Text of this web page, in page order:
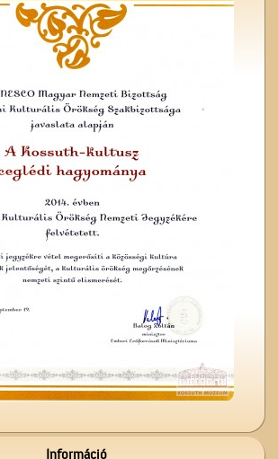
Kiszel Mihály és az
elsőáldozók
Megérkezés Ceglédre
szerzeménye
Információ